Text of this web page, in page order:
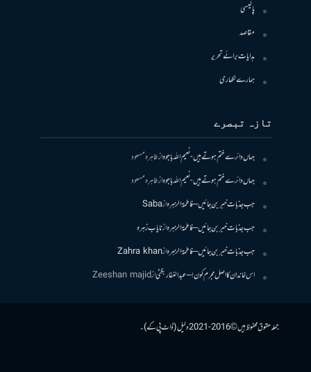
پالیسی
مقاصد
ہدایات برائے تحریر
ہمارے لکھاری
تازہ تبصرے
جہاں دائرے ختم ہوتے ہیں- نعیم اللہ باجوہازطاہرہ مسعود
جہاں دائرے ختم ہوتے ہیں- نعیم اللہ باجوہازطاہرہ مسعود
جب جذبات خبر بن جائیں – فاطمۃالزہرہازSaba
جب جذبات خبر بن جائیں – فاطمۃالزہرہازنایاب زہرہ
جب جذبات خبر بن جائیں – فاطمۃالزہرہازZahra khan
اس خاندان کا اصل مجرم کون! – عبدالغفار بگٹیازZeeshan majid
جملہ حقوق محفوظ ہیں © 2016-2021 دلیل (ڈاٹ پی کے)۔